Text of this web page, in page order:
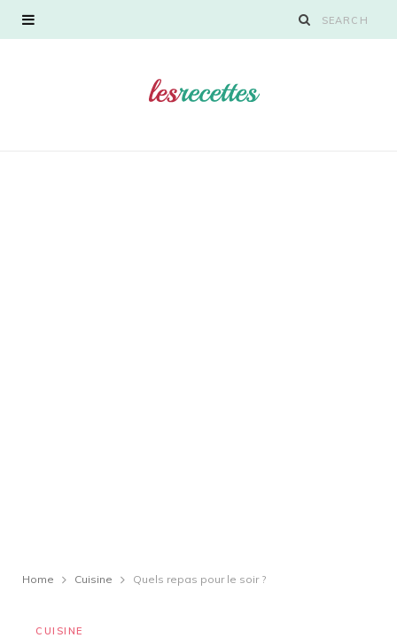
Home Cuisine Quels repas pour le soir ?
CUISINE